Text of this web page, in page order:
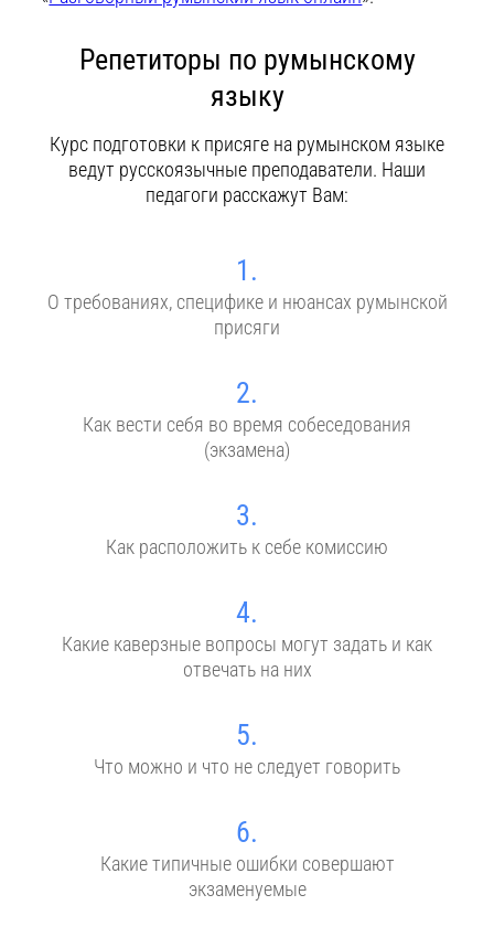
Репетиторы по румынскому
языку
Курс подготовки к присяге на румынском языке
ведут русскоязычные преподаватели. Наши
педагоги расскажут Вам:
1.
О требованиях, специфике и нюансах румынской
присяги
2.
Как вести себя во время собеседования
(экзамена)
3.
Как расположить к себе комиссию
4.
Какие каверзные вопросы могут задать и как
отвечать на них
5.
Что можно и что не следует говорить
6.
Какие типичные ошибки совершают
экзаменуемые